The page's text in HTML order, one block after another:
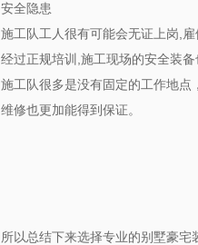
安全隐患
施工队工人很有可能会无证上岗,
经过正规培训,施工现场的安全装
施工队很多是没有固定的工作地点
维修也更加能得到保证。
所以总结下来选择专业的别墅豪